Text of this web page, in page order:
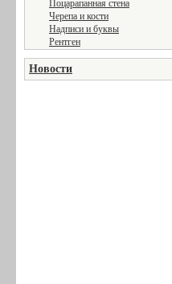
Поцарапанная стена
Черепа и кости
Надписи и буквы
Рентген
Новости